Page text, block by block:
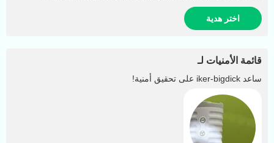
اختر هدية
قائمة الأمنيات لـ
ساعد iker-bigdick على تحقيق أمنية!